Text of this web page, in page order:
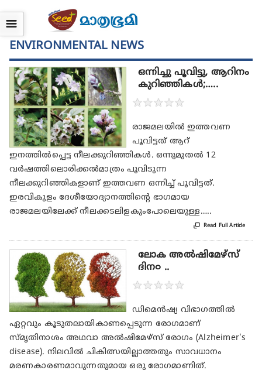
☰
ENVIRONMENTAL NEWS
ഒന്നിച്ചു പൂവിട്ടു, ആറിനം
കുറിഞ്ഞികൾ;…..
★★★★★
രാജമലയിൽ ഇത്തവണ
പൂവിട്ടത് ആറ്‌‌
ഇനത്തിൽപ്പെട്ട നീലക്കുറിഞ്ഞികൾ. ഒന്നുമുതൽ 12
വർഷത്തിലൊരിക്കൽമാത്രം പൂവിടുന്ന
നീലക്കുറിഞ്ഞികളാണ് ഇത്തവണ ഒന്നിച്ച് പൂവിട്ടത്.
ഇരവികുളം ദേശീയോദ്യാനത്തിന്റെ ഭാഗമായ
രാജമലയിലേക്ക് നീലക്കടലിളകുംപോലെയുള്ള…..
 Read Full Article
ലോക അൽഷിമേഴ്സ്
ദിന൦ ..
★★★★★
ഡിമെൻഷ്യ വിഭാഗത്തിൽ
ഏറ്റവും കൂടുതലായികാണപ്പെടുന്ന രോഗമാണ്
സ്മൃതിനാശം അഥവാ അൽഷിമേഴ്സ് രോഗം (Alzheimer's
disease). നിലവിൽ ചികിത്സയില്ലാത്തതും സാവധാനം
മരണകാരണമാവുന്നതുമായ ഒരു രോഗമാണിത്.